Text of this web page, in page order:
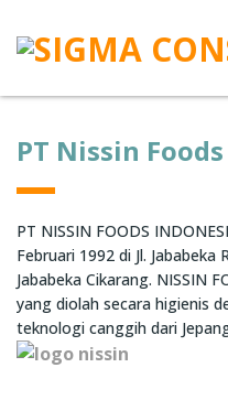
PT Nissin
PT NISSIN FOODS
Februari 1992 di Jl.
Jababeka Cikarang. NISSIN
yang diolah secara higienis
teknologi canggih dari